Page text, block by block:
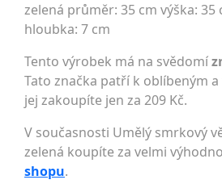
zelená průměr: 35 cm výška: 35
hloubka: 7 cm
Tento výrobek má na svědomí
Tato značka patří k oblíbeným
jej zakoupíte jen za 209 Kč.
V současnosti Umělý smrkový
zelená koupíte za velmi
shopu.